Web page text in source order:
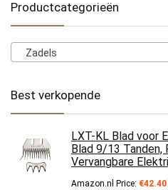
Productcategorieën
Zadels
Best verkopende
LXT-KL Blad voor
Blad 9/13 Tanden,
Vervangbare
Amazon.nl Price: €42.40